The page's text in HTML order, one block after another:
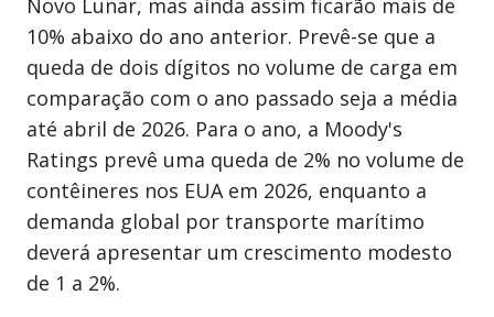
10% abaixo do ano anterior. Prevê-se que a
queda de dois dígitos no volume de carga em
comparação com o ano passado seja a média
até abril de 2026. Para o ano, a Moody's
Ratings prevê uma queda de 2% no volume de
contêineres nos EUA em 2026, enquanto a
demanda global por transporte marítimo
deverá apresentar um crescimento modesto
de 1 a 2%.